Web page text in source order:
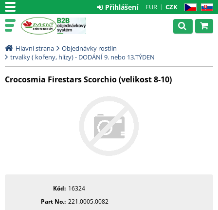
CZ SK
EUR CZK
Přihlášení
Hlavní strana
Objednávky rostlin
trvalky ( kořeny, hlízy) - DODÁNÍ 9. nebo 13.TÝDEN
Crocosmia Firestars Scorchio (velikost 8-10)
Kód 16324
Part No. 221.0005.0082